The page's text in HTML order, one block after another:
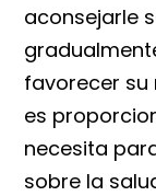
aconsejarle
favorecer su
es
necesita
sobre la